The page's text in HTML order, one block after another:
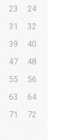
23
24
31
32
39
40
47
48
55
56
63
64
71
72